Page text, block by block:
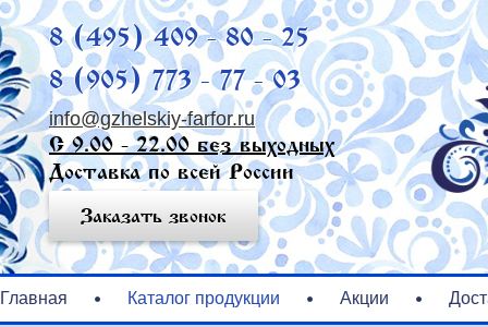
8 (495) 409 - 80 - 25
8 (905) 773 - 77 - 03
info@gzhelskiy-farfor.ru
С 9.00 - 22.00 без выходных
Доставка по всей России
Заказать звонок
Главная Каталог продукции Акции